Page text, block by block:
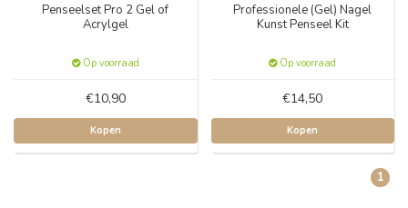
Penseelset Pro 2 Gel of
Acrylgel
Op voorraad
€10,90
Kopen
Professionele (Gel) Nagel
Kunst Penseel Kit
Op voorraad
€14,50
Kopen
1